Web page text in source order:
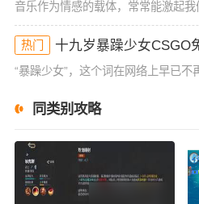
热门
同类别攻略